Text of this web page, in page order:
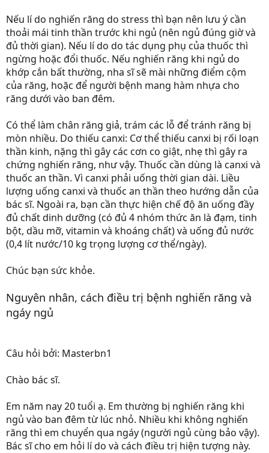
Nếu lí do nghiến răng do stress thì bạn nên lưu ý cần
thoải mái tinh thần trước khi ngủ (nên ngủ đúng giờ và
đủ thời gian). Nếu lí do do tác dụng phụ của thuốc thì
ngừng hoặc đổi thuốc. Nếu nghiến răng khi ngủ do
khớp cắn bất thường, nha sĩ sẽ mài những điểm cộm
của răng, hoặc để người bệnh mang hàm nhựa cho
răng dưới vào ban đêm.
Có thể làm chân răng giả, trám các lỗ để tránh răng bị
mòn nhiều. Do thiếu canxi: Cơ thể thiếu canxi bị rối loạn
thần kinh, nặng thì gây các cơn co giật, nhẹ thì gây ra
chứng nghiến răng, như vậy. Thuốc cần dùng là canxi và
thuốc an thần. Vì canxi phải uống thời gian dài. Liều
lượng uống canxi và thuốc an thần theo hướng dẫn của
bác sĩ. Ngoài ra, bạn cần thực hiện chế độ ăn uống đầy
đủ chất dinh dưỡng (có đủ 4 nhóm thức ăn là đạm, tinh
bột, dầu mỡ, vitamin và khoáng chất) và uống đủ nước
(0,4 lít nước/10 kg trọng lượng cơ thể/ngày).
Chúc bạn sức khỏe.
Nguyên nhân, cách điều trị bệnh nghiến răng và
ngáy ngủ
Câu hỏi bởi: Masterbn1
Chào bác sĩ.
Em năm nay 20 tuổi ạ. Em thường bị nghiến răng khi
ngủ vào ban đêm từ lúc nhỏ. Nhiều khi không nghiến
răng thì em chuyển qua ngáy (người ngủ cùng bảo vậy).
Bác sĩ cho em hỏi lí do và cách điều trị hiện tượng này.